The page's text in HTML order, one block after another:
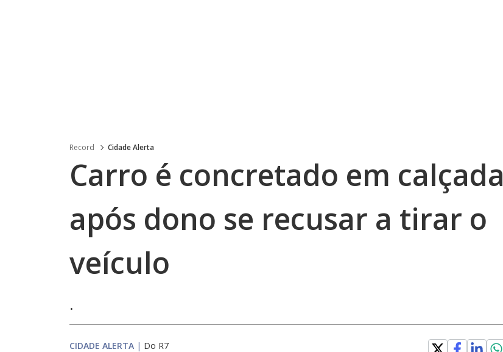
Record Cidade Alerta
Carro é concretado em calçada
após dono se recusar a tirar o
veículo
.
CIDADE ALERTA | Do R7